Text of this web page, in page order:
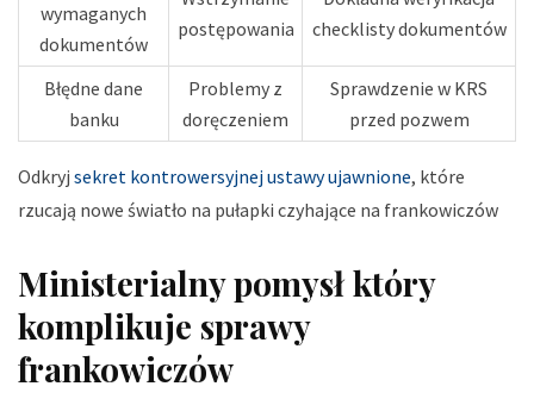
wymaganych
dokumentów
postępowania
checklisty dokumentów
Błędne dane
banku
Problemy z
doręczeniem
Sprawdzenie w KRS
przed pozwem
Odkryj sekret kontrowersyjnej ustawy ujawnione, które
rzucają nowe światło na pułapki czyhające na frankowiczów
Ministerialny pomysł który
komplikuje sprawy
frankowiczów